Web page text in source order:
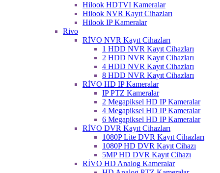
Hilook HDTVI Kameralar
Hilook NVR Kayıt Cihazları
Hilook IP Kameralar
Rivo
RİVO NVR Kayıt Cihazları
1 HDD NVR Kayıt Cihazları
2 HDD NVR Kayıt Cihazları
4 HDD NVR Kayıt Cihazları
8 HDD NVR Kayıt Cihazları
RİVO HD IP Kameralar
IP PTZ Kameralar
2 Megapiksel HD IP Kameralar
4 Megapiksel HD IP Kameralar
6 Megapiksel HD IP Kameralar
RİVO DVR Kayıt Cihazları
1080P Lite DVR Kayıt Cihazları
1080P HD DVR Kayıt Cihazı
5MP HD DVR Kayıt Cihazı
RİVO HD Analog Kameralar